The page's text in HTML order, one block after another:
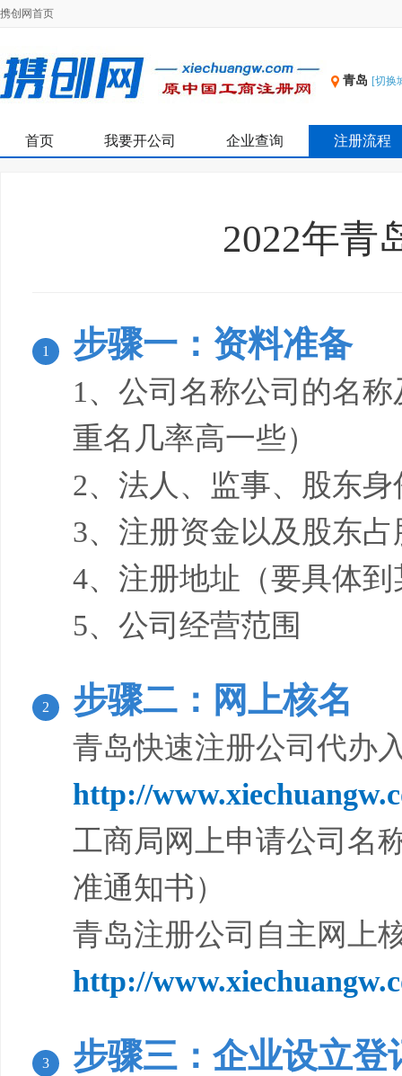
携创网首页
青岛 [切换
首页 我要开公司 企业查询 注册流程
2022年青
1 步骤一：资料准备
1、公司名称公司的名
重名几率高一些）
2、法人、监事、股东
3、注册资金以及股东占
4、注册地址（要具体
5、公司经营范围
2 步骤二：网上核名
青岛快速注册公司代办
http://
工商局网上申请公司名
准通知书）
青岛注册公司自主网上
http://
3 步骤三：企业设立登